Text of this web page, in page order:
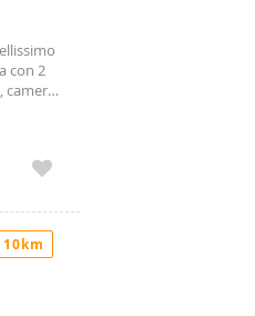
con 2
camera